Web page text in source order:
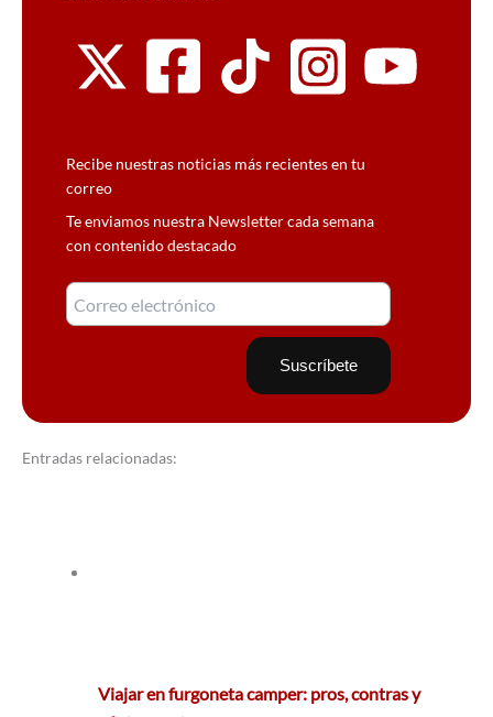
Recibe nuestras noticias más recientes en tu
correo
Te enviamos nuestra Newsletter cada semana
con contenido destacado
Entradas relacionadas:
Viajar en furgoneta camper: pros, contras y